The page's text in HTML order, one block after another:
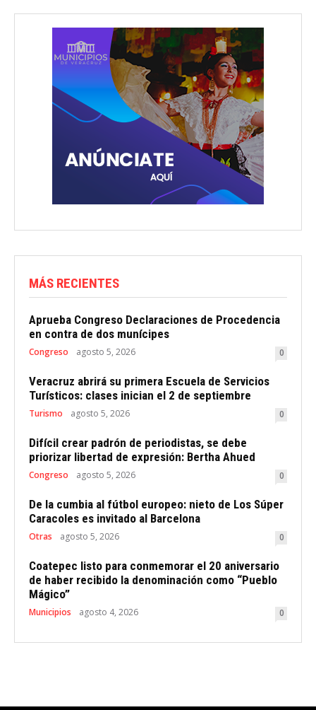
MÁS RECIENTES
Aprueba Congreso Declaraciones de Procedencia
en contra de dos munícipes
Congreso agosto 5, 2026 0
Veracruz abrirá su primera Escuela de Servicios
Turísticos: clases inician el 2 de septiembre
Turismo agosto 5, 2026 0
Difícil crear padrón de periodistas, se debe
priorizar libertad de expresión: Bertha Ahued
Congreso agosto 5, 2026 0
De la cumbia al fútbol europeo: nieto de Los Súper
Caracoles es invitado al Barcelona
Otras agosto 5, 2026 0
Coatepec listo para conmemorar el 20 aniversario
de haber recibido la denominación como “Pueblo
Mágico”
Municipios agosto 4, 2026 0